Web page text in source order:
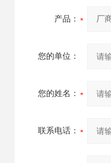
产品：
您的单位：
您的姓名：
联系电话：